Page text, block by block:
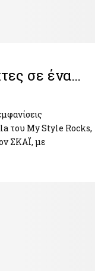
σε ένα…
του My Style Rocks,
ΣΚΑΪ, με